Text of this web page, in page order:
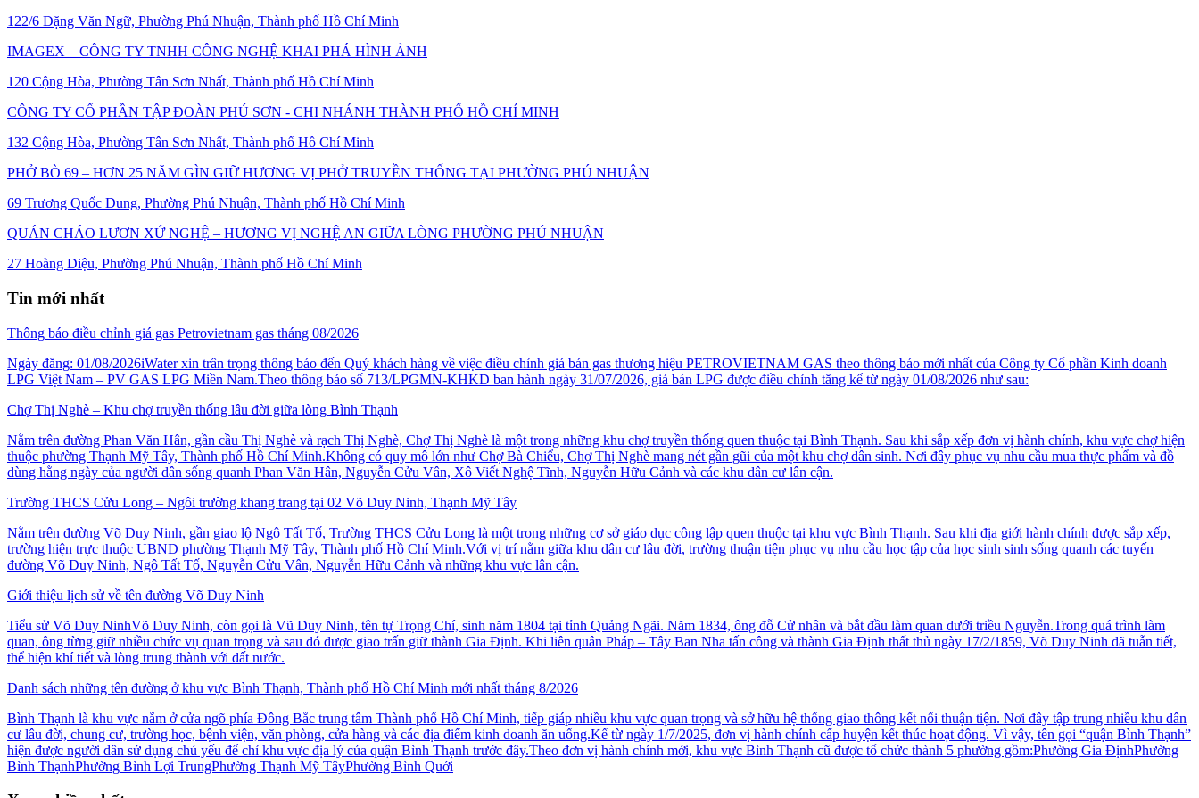
122/6 Đặng Văn Ngữ, Phường Phú Nhuận, Thành phố Hồ Chí Minh
IMAGEX – CÔNG TY TNHH CÔNG NGHỆ KHAI PHÁ HÌNH ẢNH
120 Cộng Hòa, Phường Tân Sơn Nhất, Thành phố Hồ Chí Minh
CÔNG TY CỔ PHẦN TẬP ĐOÀN PHÚ SƠN - CHI NHÁNH THÀNH PHỐ HỒ CHÍ MINH
132 Cộng Hòa, Phường Tân Sơn Nhất, Thành phố Hồ Chí Minh
PHỞ BÒ 69 – HƠN 25 NĂM GÌN GIỮ HƯƠNG VỊ PHỞ TRUYỀN THỐNG TẠI PHƯỜNG PHÚ NHUẬN
69 Trương Quốc Dung, Phường Phú Nhuận, Thành phố Hồ Chí Minh
QUÁN CHÁO LƯƠN XỨ NGHỆ – HƯƠNG VỊ NGHỆ AN GIỮA LÒNG PHƯỜNG PHÚ NHUẬN
27 Hoàng Diệu, Phường Phú Nhuận, Thành phố Hồ Chí Minh
Tin mới nhất
Thông báo điều chỉnh giá gas Petrovietnam gas tháng 08/2026
Ngày đăng: 01/08/2026iWater xin trân trọng thông báo đến Quý khách hàng về việc điều chỉnh giá bán gas thương hiệu PETROVIETNAM GAS theo thông báo mới nhất của Công ty Cổ phần Kinh doanh
LPG Việt Nam – PV GAS LPG Miền Nam.Theo thông báo số 713/LPGMN-KHKD ban hành ngày 31/07/2026, giá bán LPG được điều chỉnh tăng kể từ ngày 01/08/2026 như sau:
Chợ Thị Nghè – Khu chợ truyền thống lâu đời giữa lòng Bình Thạnh
Nằm trên đường Phan Văn Hân, gần cầu Thị Nghè và rạch Thị Nghè, Chợ Thị Nghè là một trong những khu chợ truyền thống quen thuộc tại Bình Thạnh. Sau khi sắp xếp đơn vị hành chính, khu vực chợ hiện
thuộc phường Thạnh Mỹ Tây, Thành phố Hồ Chí Minh.Không có quy mô lớn như Chợ Bà Chiểu, Chợ Thị Nghè mang nét gần gũi của một khu chợ dân sinh. Nơi đây phục vụ nhu cầu mua thực phẩm và đồ
dùng hằng ngày của người dân sống quanh Phan Văn Hân, Nguyễn Cửu Vân, Xô Viết Nghệ Tĩnh, Nguyễn Hữu Cảnh và các khu dân cư lân cận.
Trường THCS Cửu Long – Ngôi trường khang trang tại 02 Võ Duy Ninh, Thạnh Mỹ Tây
Nằm trên đường Võ Duy Ninh, gần giao lộ Ngô Tất Tố, Trường THCS Cửu Long là một trong những cơ sở giáo dục công lập quen thuộc tại khu vực Bình Thạnh. Sau khi địa giới hành chính được sắp xếp,
trường hiện trực thuộc UBND phường Thạnh Mỹ Tây, Thành phố Hồ Chí Minh.Với vị trí nằm giữa khu dân cư lâu đời, trường thuận tiện phục vụ nhu cầu học tập của học sinh sinh sống quanh các tuyến
đường Võ Duy Ninh, Ngô Tất Tố, Nguyễn Cửu Vân, Nguyễn Hữu Cảnh và những khu vực lân cận.
Giới thiệu lịch sử về tên đường Võ Duy Ninh
Tiểu sử Võ Duy NinhVõ Duy Ninh, còn gọi là Vũ Duy Ninh, tên tự Trọng Chí, sinh năm 1804 tại tỉnh Quảng Ngãi. Năm 1834, ông đỗ Cử nhân và bắt đầu làm quan dưới triều Nguyễn.Trong quá trình làm
quan, ông từng giữ nhiều chức vụ quan trọng và sau đó được giao trấn giữ thành Gia Định. Khi liên quân Pháp – Tây Ban Nha tấn công và thành Gia Định thất thủ ngày 17/2/1859, Võ Duy Ninh đã tuẫn tiết,
thể hiện khí tiết và lòng trung thành với đất nước.
Danh sách những tên đường ở khu vực Bình Thạnh, Thành phố Hồ Chí Minh mới nhất tháng 8/2026
Bình Thạnh là khu vực nằm ở cửa ngõ phía Đông Bắc trung tâm Thành phố Hồ Chí Minh, tiếp giáp nhiều khu vực quan trọng và sở hữu hệ thống giao thông kết nối thuận tiện. Nơi đây tập trung nhiều khu dân
cư lâu đời, chung cư, trường học, bệnh viện, văn phòng, cửa hàng và các địa điểm kinh doanh ăn uống.Kể từ ngày 1/7/2025, đơn vị hành chính cấp huyện kết thúc hoạt động. Vì vậy, tên gọi “quận Bình Thạnh”
hiện được người dân sử dụng chủ yếu để chỉ khu vực địa lý của quận Bình Thạnh trước đây.Theo đơn vị hành chính mới, khu vực Bình Thạnh cũ được tổ chức thành 5 phường gồm:Phường Gia ĐịnhPhường
Bình ThạnhPhường Bình Lợi TrungPhường Thạnh Mỹ TâyPhường Bình Quới